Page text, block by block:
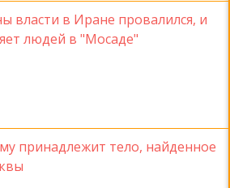
власти в Иране провалился, и
людей в "Мосаде"
принадлежит тело, найденное